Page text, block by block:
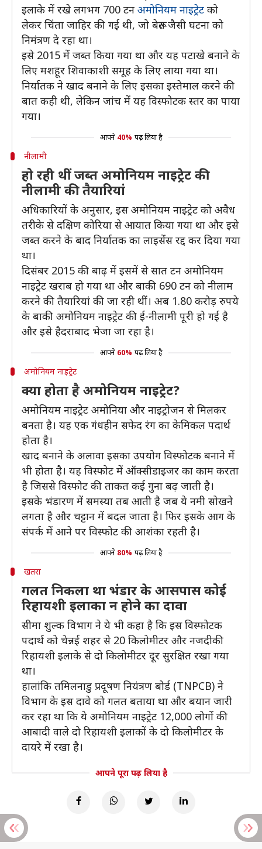
इलाके में रखे लगभग 700 टन अमोनियम नाइट्रेट को
लेकर चिंता जाहिर की गई थी, जो बेरूत जैसी घटना को
निमंत्रण दे रहा था।
इसे 2015 में जब्त किया गया था और यह पटाखे बनाने के
लिए मशहूर शिवाकाशी समूह के लिए लाया गया था।
निर्यातक ने खाद बनाने के लिए इसका इस्तेमाल करने की
बात कही थी, लेकिन जांच में यह विस्फोटक स्तर का पाया
गया।
आपने 40% पढ़ लिया है
नीलामी
हो रही थीं जब्त अमोनियम नाइट्रेट की
नीलामी की तैयारियां
अधिकारियों के अनुसार, इस अमोनियम नाइट्रेट को अवैध
तरीके से दक्षिण कोरिया से आयात किया गया था और इसे
जब्त करने के बाद निर्यातक का लाइसेंस रद्द कर दिया गया
था।
दिसंबर 2015 की बाढ़ में इसमें से सात टन अमोनियम
नाइट्रेट खराब हो गया था और बाकी 690 टन को नीलाम
करने की तैयारियां की जा रही थीं। अब 1.80 करोड़ रुपये
के बाकी अमोनियम नाइट्रेट की ई-नीलामी पूरी हो गई है
और इसे हैदराबाद भेजा जा रहा है।
आपने 60% पढ़ लिया है
अमोनियम नाइट्रेट
क्या होता है अमोनियम नाइट्रेट?
अमोनियम नाइट्रेट अमोनिया और नाइट्रोजन से मिलकर
बनता है। यह एक गंधहीन सफेद रंग का केमिकल पदार्थ
होता है।
खाद बनाने के अलावा इसका उपयोग विस्फोटक बनाने में
भी होता है। यह विस्फोट में ऑक्सीडाइजर का काम करता
है जिससे विस्फोट की ताकत कई गुना बढ़ जाती है।
इसके भंडारण में समस्या तब आती है जब ये नमी सोखने
लगता है और चट्टान में बदल जाता है। फिर इसके आग के
संपर्क में आने पर विस्फोट की आशंका रहती है।
आपने 80% पढ़ लिया है
खतरा
गलत निकला था भंडार के आसपास कोई
रिहायशी इलाका न होने का दावा
सीमा शुल्क विभाग ने ये भी कहा है कि इस विस्फोटक
पदार्थ को चेन्नई शहर से 20 किलोमीटर और नजदीकी
रिहायशी इलाके से दो किलोमीटर दूर सुरक्षित रखा गया
था।
हालांकि तमिलनाडु प्रदूषण नियंत्रण बोर्ड (TNPCB) ने
विभाग के इस दावे को गलत बताया था और बयान जारी
कर रहा था कि ये अमोनियम नाइट्रेट 12,000 लोगों की
आबादी वाले दो रिहायशी इलाकों के दो किलोमीटर के
दायरे में रखा है।
आपने पूरा पढ़ लिया है